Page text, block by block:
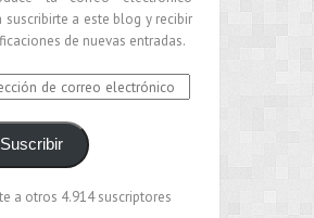
suscribirte a este blog y recibir
de nuevas entradas.
Suscribir
a otros 4.914 suscriptores